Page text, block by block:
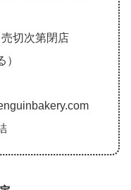
切次第閉店